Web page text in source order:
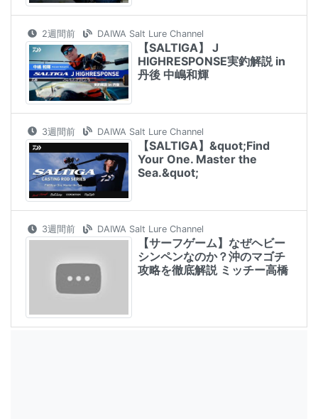
2週間前 DAIWA Salt Lure Channel
【SALTIGA】 J
HIGHRESPONSE実釣解説 in
丹後 中嶋和輝
3週間前 DAIWA Salt Lure Channel
【SALTIGA】​&quot;Find
Your One. Master the
Sea.&quot;
3週間前 DAIWA Salt Lure Channel
【サーフゲーム】なぜヘビー
シンペンなのか？沖のマゴチ
攻略を徹底解説 ミッチー高橋